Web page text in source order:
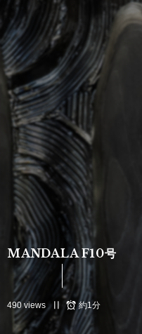
MANDALA F10号
490 views 約1分